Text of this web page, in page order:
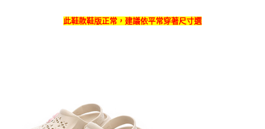
此鞋款鞋版正常，建議依平常穿著尺寸選